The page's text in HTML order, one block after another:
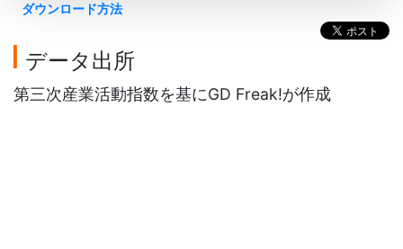
ダウンロード方法
データ出所
第三次産業活動指数を基にGD Freak!が作成